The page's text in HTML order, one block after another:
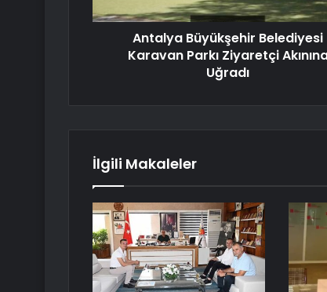
Antalya Büyükşehir Belediyesi
Karavan Parkı Ziyaretçi
Uğradı
İlgili Makaleler